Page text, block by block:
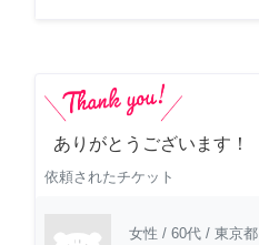
ありがとうございます！
依頼されたチケット
女性 / 60代 / 東京都